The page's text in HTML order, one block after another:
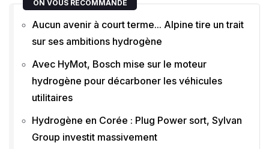
ON VOUS RECOMMANDE
Aucun avenir à court terme... Alpine tire un trait
sur ses ambitions hydrogène
Avec HyMot, Bosch mise sur le moteur
hydrogène pour décarboner les véhicules
utilitaires
Hydrogène en Corée : Plug Power sort, Sylvan
Group investit massivement